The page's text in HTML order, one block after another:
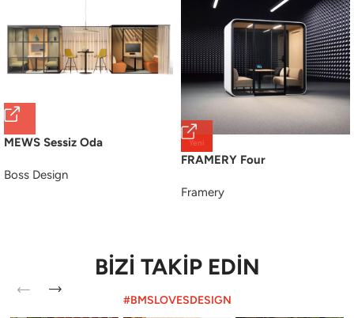
MEWS Sessiz Oda
Boss Design
Yeni
FRAMERY Four
Framery
BİZİ TAKİP EDİN
#BMSLOVESDESIGN